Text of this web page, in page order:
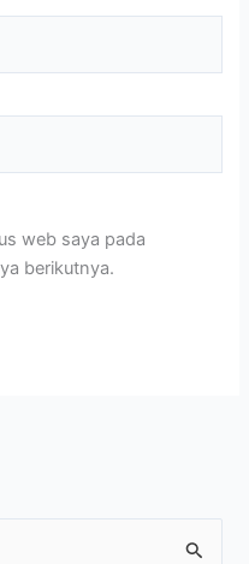
web saya pada
berikutnya.